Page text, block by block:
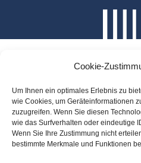
Cookie-
Um Ihnen ein optimales Erlebnis zu
wie Cookies, um Geräteinformationen
zuzugreifen. Wenn Sie diesen
wie das Surfverhalten oder eindeutige
Wenn Sie Ihre Zustimmung nicht
bestimmte Merkmale und Funktionen